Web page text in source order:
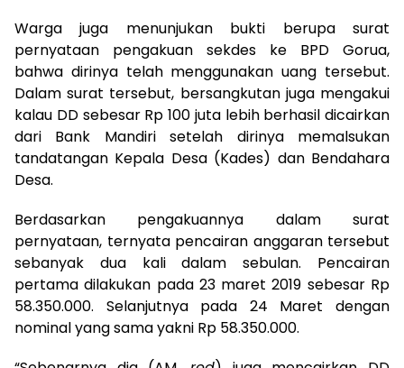
Warga juga menunjukan bukti berupa surat
pernyataan pengakuan sekdes ke BPD Gorua,
bahwa dirinya telah menggunakan uang tersebut.
Dalam surat tersebut, bersangkutan juga mengakui
kalau DD sebesar Rp 100 juta lebih berhasil dicairkan
dari Bank Mandiri setelah dirinya memalsukan
tandatangan Kepala Desa (Kades) dan Bendahara
Desa.
Berdasarkan pengakuannya dalam surat
pernyataan, ternyata pencairan anggaran tersebut
sebanyak dua kali dalam sebulan. Pencairan
pertama dilakukan pada 23 maret 2019 sebesar Rp
58.350.000. Selanjutnya pada 24 Maret dengan
nominal yang sama yakni Rp 58.350.000.